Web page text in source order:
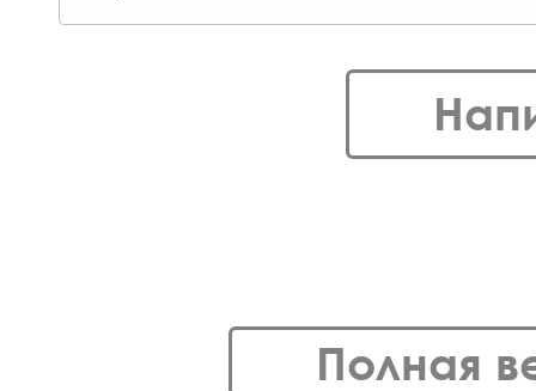
Полная